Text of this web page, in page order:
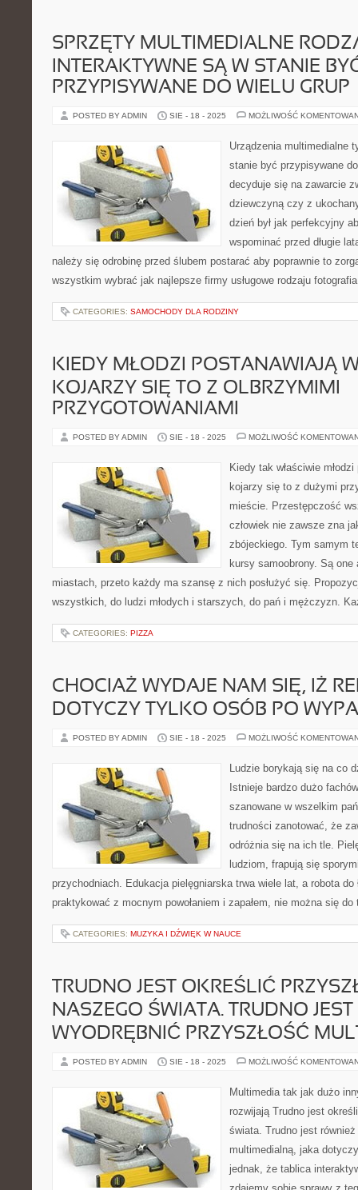
SPRZĘTY MULTIMEDIALNE
INTERAKTYWNE SĄ W STANIE
PRZYPISYWANE DO WIELU GRUP
POSTED BY ADMIN SIE - 18 - 2025 MOŻLIWOŚĆ
Urządzenia multimedialne
stanie być przypisywane
decyduje się na zawarcie
dziewczyną czy z
dzień był jak perfekcyjny
wspominać przed długie
należy się odrobinę przed ślubem postarać aby poprawnie to
wszystkim wybrać jak najlepsze firmy usługowe rodzaju
CATEGORIES: SAMOCHODY DLA RODZINY
KIEDY MŁODZI POSTANAWIAJĄ
KOJARZY SIĘ TO Z OLBRZYMIMI
PRZYGOTOWANIAMI
POSTED BY ADMIN SIE - 18 - 2025 MOŻLIWOŚĆ
Kiedy tak właściwie
kojarzy się to z dużymi
mieście. Przestępczość
człowiek nie zawsze zna
zbójeckiego. Tym samym
kursy samoobrony. Są
miastach, przeto każdy ma szansę z nich posłużyć się.
wszystkich, do ludzi młodych i starszych, do pań i mężczyzn.
CATEGORIES: PIZZA
CHOCIAŻ WYDAJE NAM SIĘ, IŻ
DOTYCZY TYLKO OSÓB PO
POSTED BY ADMIN SIE - 18 - 2025 MOŻLIWOŚĆ
Ludzie borykają się na co
Istnieje bardzo dużo
szanowane w wszelkim
trudności zanotować, że
odróżnia się na ich tle.
ludziom, frapują się
przychodniach. Edukacja pielęgniarska trwa wiele lat, a robota do
praktykować z mocnym powołaniem i zapałem, nie można się
CATEGORIES: MUZYKA I DŹWIĘK W NAUCE
TRUDNO JEST OKREŚLIĆ
NASZEGO ŚWIATA. TRUDNO JEST
WYODRĘBNIĆ PRZYSZŁOŚĆ
POSTED BY ADMIN SIE - 18 - 2025 MOŻLIWOŚĆ
Multimedia tak jak dużo
rozwijają Trudno jest
świata. Trudno jest
multimedialną, jaka
jednak, że tablica